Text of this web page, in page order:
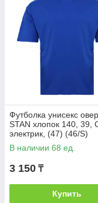
Футболка унисекс
STAN хлопок 140, 39,
электрик, (47) (46/S)
В наличии 68 ед.
3 150 ₸
Купить